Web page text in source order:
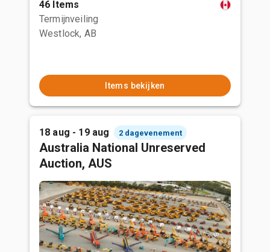
46 Items
Termijnveiling
Westlock, AB
Items bekijken
18 aug - 19 aug 2 dagevenement
Australia National Unreserved
Auction, AUS